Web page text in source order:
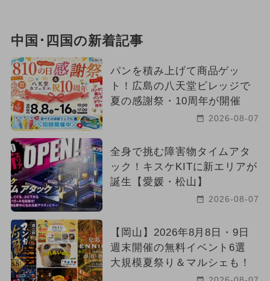
中国･四国の新着記事
パンを積み上げて商品ゲッ
ト！広島の八天堂ビレッジで
夏の感謝祭・10周年が開催
2026-08-07
全身で挑む障害物タイムアタ
ック！キスケKITに新エリアが
誕生【愛媛・松山】
2026-08-07
【岡山】2026年8月8日・9日
週末開催の無料イベント6選
大規模夏祭り＆マルシェも！